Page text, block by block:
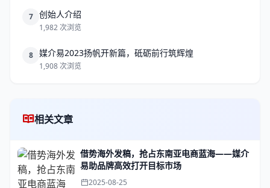
7 创始人介绍
1,982 次浏览
8 媒介易2023扬帆开新篇，砥砺前行筑辉煌
1,908 次浏览
相关文章
借势海外发稿，抢占东南亚电商蓝海——媒介
易助品牌高效打开目标市场
2025-08-25